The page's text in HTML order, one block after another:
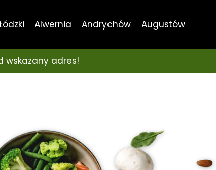
Alwernia Andrychów Augustów
wskazany adres!